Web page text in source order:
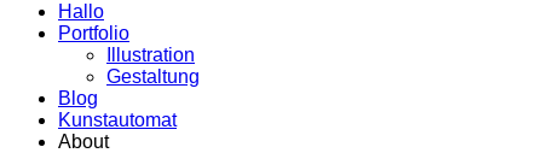
Hallo
Portfolio
Illustration
Gestaltung
Blog
Kunstautomat
About